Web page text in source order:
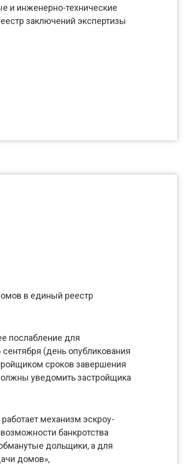
и инженерно-технические
заключений экспертизы
в единый реестр
послабление для
(день опубликования
сроков завершения
уведомить застройщика
механизм эскроу-
банкротства
дольщики, а для
домов»,